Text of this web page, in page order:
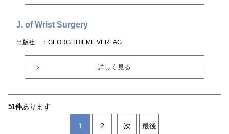
J. of Wrist Surgery
出版社 ：GEORG THIEME VERLAG
詳しく見る
51件あります
1 2 次 最後